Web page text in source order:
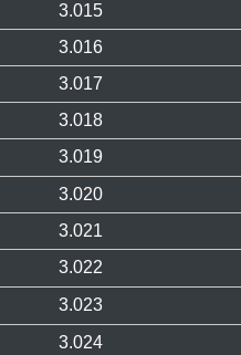
3.015
3.016
3.017
3.018
3.019
3.020
3.021
3.022
3.023
3.024